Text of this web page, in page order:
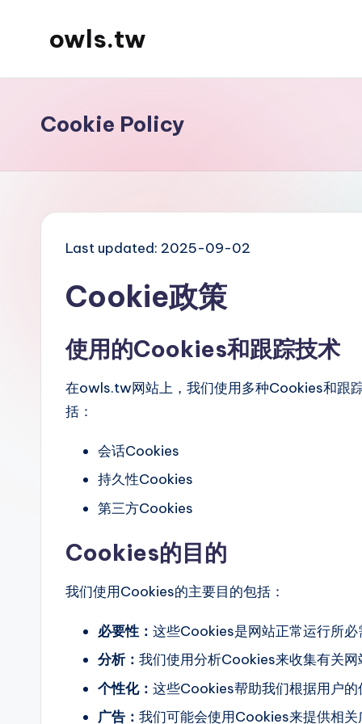
owls.tw
Cookie Policy
Last updated: 2025-09-02
Cookie政策
使用的Cookies和跟踪技术
在owls.tw网站上，我们使用多种Cookies和跟
括：
会话Cookies
持久性Cookies
第三方Cookies
Cookies的目的
我们使用Cookies的主要目的包括：
必要性： 这些Cookies是网站正常运行所必
分析： 我们使用分析Cookies来收集有关
个性化： 这些Cookies帮助我们根据用户
广告： 我们可能会使用Cookies来提供相